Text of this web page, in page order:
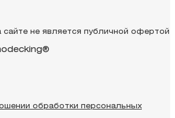
не является публичной офертой
обработки персональных